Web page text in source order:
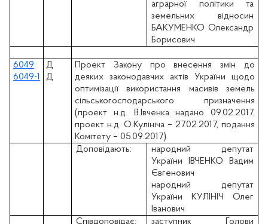
аграрної політики та
земельних відносин
БАКУМЕНКО Олександр
Борисович
6049
6049-1
Д
Д
Проект Закону про внесення змін до
деяких законодавчих актів України щодо
оптимізації використання масивів земель
сільськогосподарського призначення
(проект н.д. В.Івченка надано 09.02.2017,
проект н.д. О.Кулініча – 27.02.2017, подання
Комітету – 05.09.2017)
Доповідають:
народний депутат
України ІВЧЕНКО Вадим
Євгенович
народний депутат
України КУЛІНІЧ Олег
Іванович
Співдоповідає:
заступник Голови